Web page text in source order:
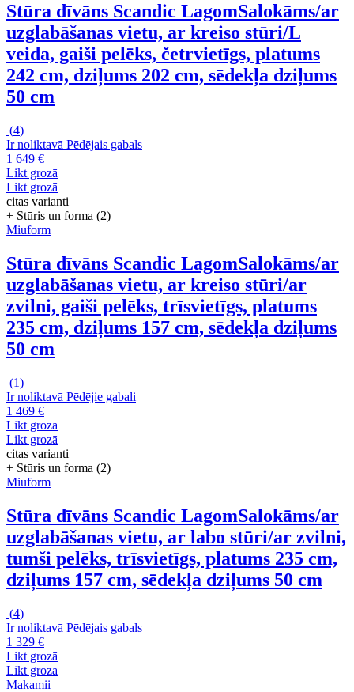
Stūra dīvāns Scandic LagomSalokāms/ar
uzglabāšanas vietu, ar kreiso stūri/L
veida, gaiši pelēks, četrvietīgs, platums
242 cm, dziļums 202 cm, sēdekļa dziļums
50 cm
(4)
Ir noliktavā Pēdējais gabals
1 649 €
Likt grozā
Likt grozā
citas varianti
+ Stūris un forma (2)
Miuform
Stūra dīvāns Scandic LagomSalokāms/ar
uzglabāšanas vietu, ar kreiso stūri/ar
zvilni, gaiši pelēks, trīsvietīgs, platums
235 cm, dziļums 157 cm, sēdekļa dziļums
50 cm
(1)
Ir noliktavā Pēdējie gabali
1 469 €
Likt grozā
Likt grozā
citas varianti
+ Stūris un forma (2)
Miuform
Stūra dīvāns Scandic LagomSalokāms/ar
uzglabāšanas vietu, ar labo stūri/ar zvilni,
tumši pelēks, trīsvietīgs, platums 235 cm,
dziļums 157 cm, sēdekļa dziļums 50 cm
(4)
Ir noliktavā Pēdējais gabals
1 329 €
Likt grozā
Likt grozā
Makamii